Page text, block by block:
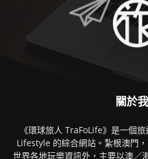
關於
《環球旅人 TraFoLife》是一個
Lifestyle 的綜合網站。紮根澳門
世界各地玩樂資訊外，主要以澳／